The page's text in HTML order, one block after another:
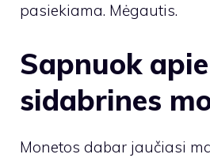
pasiekiama. Mėgautis.
Sapnuok apie
sidabrines
Monetos dabar jaučiasi